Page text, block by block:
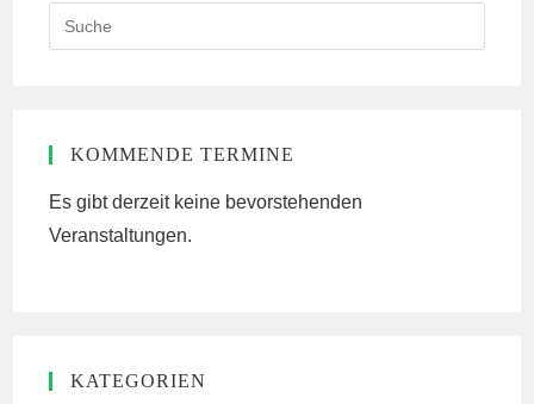
this
KOMMENDE TERMINE
Es gibt derzeit keine bevorstehenden
Veranstaltungen.
KATEGORIEN